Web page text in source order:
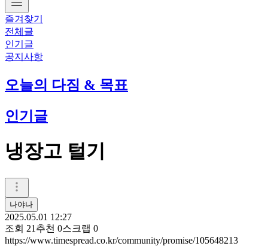
즐겨찾기
전체글
인기글
공지사항
오늘의 다짐 & 목표
인기글
냉장고 털기
나야나
2025.05.01 12:27
조회 21 추천 0스크랩 0
https://www.timespread.co.kr/community/promise/105648213